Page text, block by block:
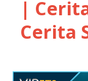
|
Cerita